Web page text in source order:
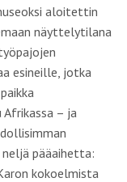
aloitettin
näyttelytilana
esineille, jotka
– ja
pääaihetta:
kokoelmista